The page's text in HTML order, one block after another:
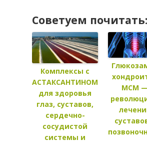
Советуем почитать:
Комплексы с
АСТАКСАНТИНОМ
для здоровья
глаз, суставов,
сердечно-
сосудистой
системы и
МСМ